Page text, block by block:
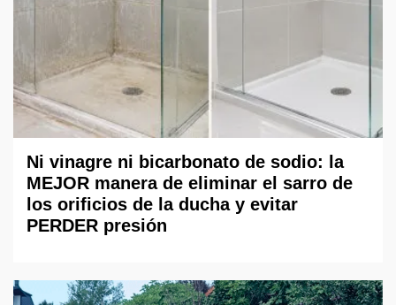
Ni vinagre ni bicarbonato de sodio: la
MEJOR manera de eliminar el sarro de
los orificios de la ducha y evitar
PERDER presión